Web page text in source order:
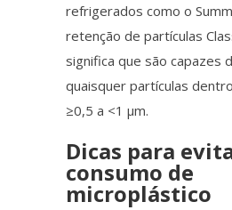
refrigerados como o
retenção de partículas
significa que são capazes
quaisquer partículas
≥0,5 a <1 µm.
Dicas para
consumo de
microplástico